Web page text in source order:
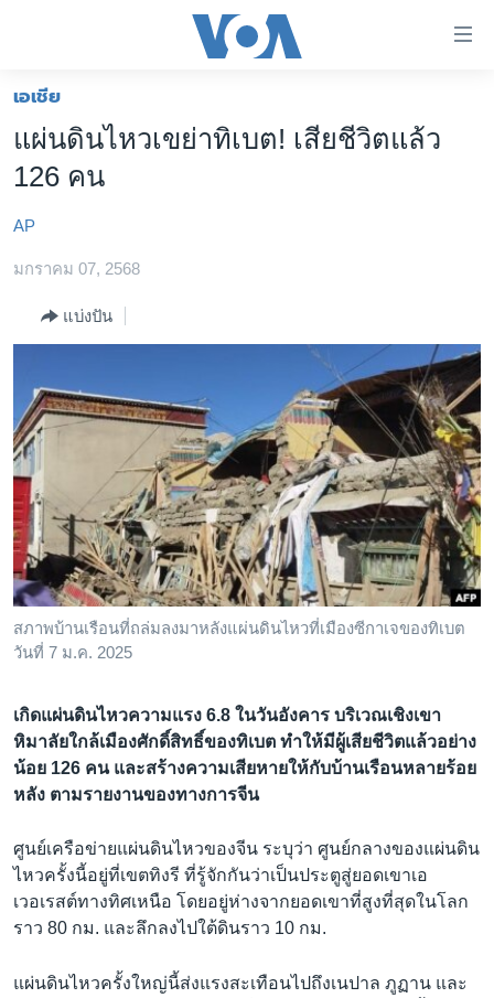
ต่อ
ไป
เนื้อหา
ข้าม
ไป
ข้าม
การ
ค้นหา
โลก
เอเชีย
สหรัฐฯ
ไทย
ธุรกิจ
สังคมและสุขภาพ
ไลฟ์สไตล์
ตรวจสอบข่าว
เรียนรู้ภาษาอังกฤษ
พอดคาสต์
ติดตามเรา
เลือกภาษา
เอเชีย
แผ่นดินไหวเขย่าทิเบต! เสียชีวิตแล้ว
126 คน
AP
มกราคม 07, 2568
แบ่งปัน
สภาพบ้านเรือนที่ถล่มลงมาหลังแผ่นดินไหวที่เมืองซีกาเจของทิเบต
วันที่ 7 ม.ค. 2025
เกิดแผ่นดินไหวความแรง 6.8 ในวันอังคาร บริเวณเชิงเขา
หิมาลัยใกล้เมืองศักดิ์สิทธิ์ของทิเบต ทำให้มีผู้เสียชีวิตแล้วอย่าง
น้อย 126 คน และสร้างความเสียหายให้กับบ้านเรือนหลายร้อย
หลัง ตามรายงานของทางการจีน
ศูนย์เครือข่ายแผ่นดินไหวของจีน ระบุว่า ศูนย์กลางของแผ่นดิน
ไหวครั้งนี้อยู่ที่เขตทิงรี ที่รู้จักกันว่าเป็นประตูสู่ยอดเขาเอ
เวอเรสต์ทางทิศเหนือ โดยอยู่ห่างจากยอดเขาที่สูงที่สุดในโลก
ราว 80 กม. และลึกลงไปใต้ดินราว 10 กม.
แผ่นดินไหวครั้งใหญ่นี้ส่งแรงสะเทือนไปถึงเนปาล ภูฏาน และ